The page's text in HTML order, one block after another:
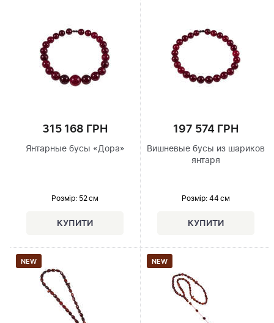
315 168 ГРН
Янтарные бусы «Дора»
Розмір: 52 см
197 574 ГРН
Вишневые бусы из шариков
янтаря
Розмір: 44 см
NEW NEW